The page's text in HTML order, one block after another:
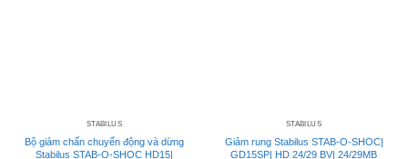
STABILUS
Bộ giảm chấn chuyển động và dừng
Stabilus STAB-O-SHOC HD15|
STABILUS
Giảm rung Stabilus STAB-O-SHOC|
GD15SP| HD 24/29 BV| 24/29MB